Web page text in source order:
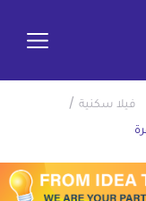
فيلا سكنية /